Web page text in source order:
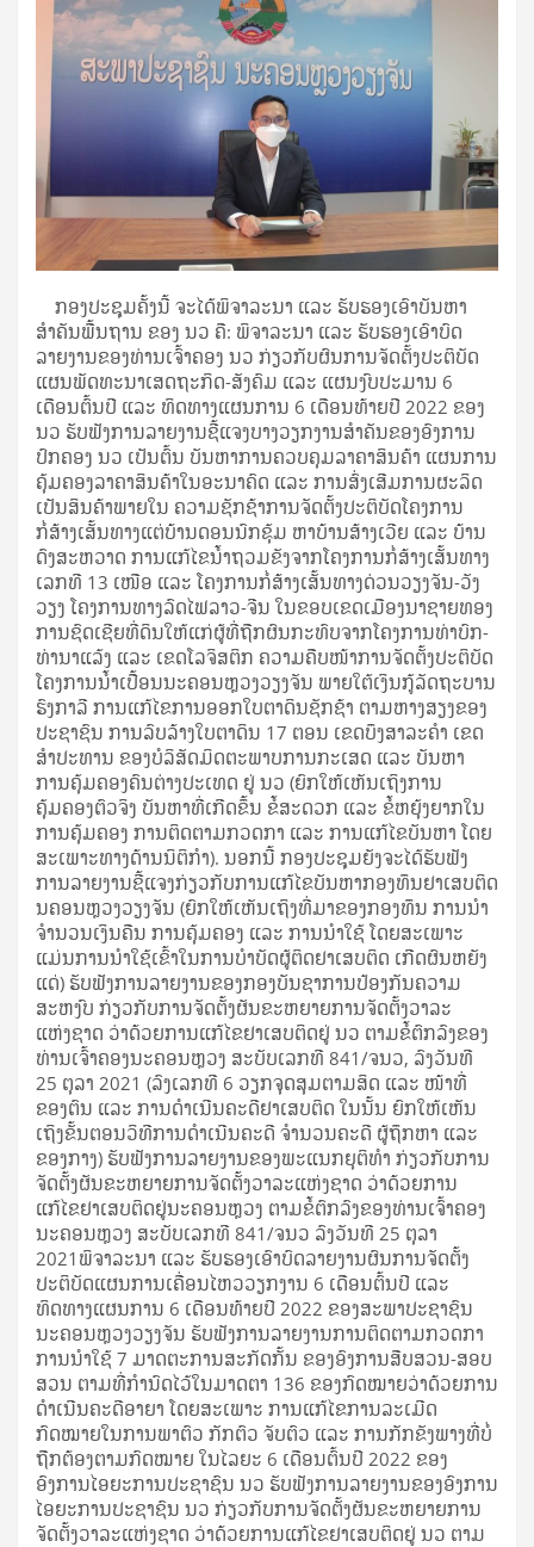
ກອງປະຊຸມຄັ້ງນີ້ ຈະໄດ້ພິຈາລະນາ ແລະ ຮັບຮອງເອົາບັນຫາ
ສຳຄັນພື້ນຖານ ຂອງ ນວ ຄື: ພິຈາລະນາ ແລະ ຮັບຮອງເອົາບົດ
ລາຍງານຂອງທ່ານເຈົ້າຄອງ ນວ ກ່ຽວກັບຜົນການຈັດຕັ້ງປະຕິບັດ
ແຜນພັດທະນາເສດຖະກິດ-ສັງຄົມ ແລະ ແຜນງົບປະມານ 6
ເດືອນຕົ້ນປີ ແລະ ທິດທາງແຜນການ 6 ເດືອນທ້າຍປີ 2022 ຂອງ
ນວ ຮັບຟັງການລາຍງານຊີ້ແຈງບາງວຽກງານສຳຄັນຂອງອົງການ
ປົກຄອງ ນວ ເປັນຕົ້ນ ບັນຫາການຄວບຄຸມລາຄາສິນຄ້າ ແຜນການ
ຄຸ້ມຄອງລາຄາສິນຄ້າໃນອະນາຄົດ ແລະ ການສົ່ງເສີມການຜະລິດ
ເປັນສິນຄ້າພາຍໃນ ຄວາມຊັກຊ້າການຈັດຕັ້ງປະຕິບັດໂຄງການ
ກໍ່ສ້າງເສັ້ນທາງແຕ່ບ້ານດອນນົກຂຸ້ມ ຫາບ້ານສ້າງເວີຍ ແລະ ບ້ານ
ດົງສະຫວາດ ການແກ້ໄຂນໍ້າຖວມຂັງຈາກໂຄງການກໍ່ສ້າງເສັ້ນທາງ
ເລກທີ 13 ເໜືອ ແລະ ໂຄງການກໍ່ສ້າງເສັ້ນທາງດ່ວນວຽງຈັນ-ວັງ
ວຽງ ໂຄງການທາງລົດໄຟລາວ-ຈີນ ໃນຂອບເຂດເມືອງນາຊາຍທອງ
ການຊົດເຊີຍທີ່ດິນໃຫ້ແກ່ຜູ້ທີ່ຖືກຜົນກະທົບຈາກໂຄງການທ່າບົກ-
ທ່ານາແລ້ງ ແລະ ເຂດໂລຈິສຕິກ ຄວາມຄືບໜ້າການຈັດຕັ້ງປະຕິບັດ
ໂຄງການນ້ຳເປື້ອນນະຄອນຫຼວງວຽງຈັນ ພາຍໃຕ້ເງິນກູ້ລັດຖະບານ
ຮົງກາລີ ການແກ້ໄຂການອອກໃບຕາດິນຊັກຊ້າ ຕາມຫາງສຽງຂອງ
ປະຊາຊົນ ການລົບລ້າງໃບຕາດິນ 17 ຕອນ ເຂດບຶງສາລະຄຳ ເຂດ
ສຳປະທານ ຂອງບໍລິສັດມິດຕະພາບການກະເສດ ແລະ ບັນຫາ
ການຄຸ້ມຄອງຄົນຕ່າງປະເທດ ຢູ່ ນວ (ຍົກໃຫ້ເຫັນເຖິງການ
ຄຸ້ມຄອງຕົວຈິງ ບັນຫາທີ່ເກີດຂຶ້ນ ຂໍ້ສະດວກ ແລະ ຂໍ້ຫຍຸ້ງຍາກໃນ
ການຄຸ້ມຄອງ ການຕິດຕາມກວດກາ ແລະ ການແກ້ໄຂບັນຫາ ໂດຍ
ສະເພາະທາງດ້ານນິຕິກຳ). ນອກນີ້ ກອງປະຊຸມຍັງຈະໄດ້ຮັບຟັງ
ການລາຍງານຊີ້ແຈງກ່ຽວກັບການແກ້ໄຂບັນຫາກອງທຶນຢາເສບຕິດ
ນຄອນຫຼວງວຽງຈັນ (ຍົກໃຫ້ເຫັນເຖິງທີ່ມາຂອງກອງທຶນ ການນຳ
ຈໍານວນເງິນຄືນ ການຄຸ້ມຄອງ ແລະ ການນໍາໃຊ້ ໂດຍສະເພາະ
ແມ່ນການນໍາໃຊ້ເຂົ້າໃນການບໍາບັດຜູ້ຕິດຢາເສບຕິດ ເກີດຜົນຫຍັງ
ແດ່) ຮັບຟັງການລາຍງານຂອງກອງບັນຊາການປ້ອງກັນຄວາມ
ສະຫງົບ ກ່ຽວກັບການຈັດຕັ້ງຜັນຂະຫຍາຍການຈັດຕັ້ງວາລະ
ແຫ່ງຊາດ ວ່າດ້ວຍການແກ້ໄຂຢາເສບຕິດຢູ່ ນວ ຕາມຂໍ້ຕົກລົງຂອງ
ທ່ານເຈົ້າຄອງນະຄອນຫຼວງ ສະບັບເລກທີ 841/ຈນວ, ລົງວັນທີ
25 ຕຸລາ 2021 (ລົງເລກທີ 6 ວຽກຈຸດສຸມຕາມສິດ ແລະ ໜ້າທີ່
ຂອງຕົນ ແລະ ການດຳເນີນຄະດີຢາເສບຕິດ ໃນນັ້ນ ຍົກໃຫ້ເຫັນ
ເຖິງຂັ້ນຕອນວິທີການດຳເນີນຄະດີ ຈຳນວນຄະດີ ຜູ້ຖຶກຫາ ແລະ
ຂອງກາງ) ຮັບຟັງການລາຍງານຂອງພະແນກຍຸຕິທໍາ ກ່ຽວກັບການ
ຈັດຕັ້ງຜັນຂະຫຍາຍການຈັດຕັ້ງວາລະແຫ່ງຊາດ ວ່າດ້ວຍການ
ແກ້ໄຂຢາເສບຕິດຢູ່ນະຄອນຫຼວງ ຕາມຂໍ້ຕົກລົງຂອງທ່ານເຈົ້າຄອງ
ນະຄອນຫຼວງ ສະບັບເລກທີ 841/ຈນວ ລົງວັນທີ 25 ຕຸລາ
2021ພິຈາລະນາ ແລະ ຮັບຮອງເອົາບົດລາຍງານຜົນການຈັດຕັ້ງ
ປະຕິບັດແຜນການເຄື່ອນໄຫວວຽກງານ 6 ເດືອນຕົ້ນປີ ແລະ
ທິດທາງແຜນການ 6 ເດືອນທ້າຍປີ 2022 ຂອງສະພາປະຊາຊົນ
ນະຄອນຫຼວງວຽງຈັນ ຮັບຟັງການລາຍງານການຕິດຕາມກວດກາ
ການນຳໃຊ້ 7 ມາດຕະການສະກັດກັ້ນ ຂອງອົງການສືບສວນ-ສອບ
ສວນ ຕາມທີ່ກຳນົດໄວ້ໃນມາດຕາ 136 ຂອງກົດໝາຍວ່າດ້ວຍການ
ດຳເນີນຄະດີອາຍາ ໂດຍສະເພາະ ການແກ້ໄຂການລະເມີດ
ກົດໝາຍໃນການພາຕົວ ກັກຕົວ ຈັບຕົວ ແລະ ການກັກຂັງພາງທີ່ບໍ່
ຖືກຕ້ອງຕາມກົດໝາຍ ໃນໄລຍະ 6 ເດືອນຕົ້ນປີ 2022 ຂອງ
ອົງການໄອຍະການປະຊາຊົນ ນວ ຮັບຟັງການລາຍງານຂອງອົງການ
ໄອຍະການປະຊາຊົນ ນວ ກ່ຽວກັບການຈັດຕັ້ງຜັນຂະຫຍາຍການ
ຈັດຕັ້ງວາລະແຫ່ງຊາດ ວ່າດ້ວຍການແກ້ໄຂຢາເສບຕິດຢູ່ ນວ ຕາມ